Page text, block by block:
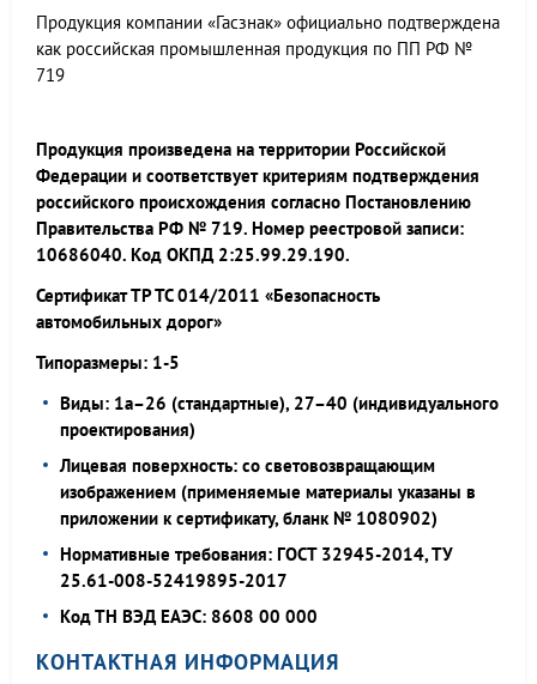
Продукция компании «Гасзнак» официально подтверждена
как российская промышленная продукция по ПП РФ №
719
Продукция произведена на территории Российской
Федерации и соответствует критериям подтверждения
российского происхождения согласно Постановлению
Правительства РФ № 719. Номер реестровой записи:
10686040. Код ОКПД 2:25.99.29.190.
Сертификат ТР ТС 014/2011 «Безопасность
автомобильных дорог»
Типоразмеры: 1-5
Виды: 1а–26 (стандартные), 27–40 (индивидуального
проектирования)
Лицевая поверхность: со световозвращающим
изображением (применяемые материалы указаны в
приложении к сертификату, бланк № 1080902)
Нормативные требования: ГОСТ 32945-2014, ТУ
25.61-008-52419895-2017
Код ТН ВЭД ЕАЭС: 8608 00 000
КОНТАКТНАЯ ИНФОРМАЦИЯ